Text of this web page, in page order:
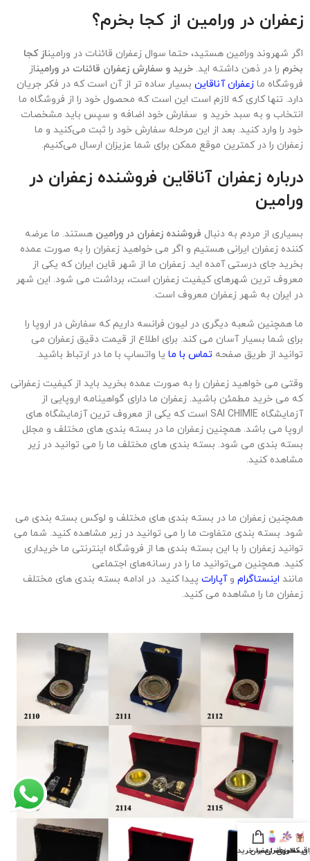
زعفران در ورامین از کجا بخرم؟
اگر شهروند ورامین هستید، حتما سوال زعفران قائنات در ورامیناز کجا
بخرم را در ذهن داشته اید. خرید و سفارش زعفران قائنات در ورامیناز
فروشگاه ما زعفران آناقاین بسیار ساده تر از آن است که در فکر جریان
دارد. تنها کاری که لازم است این است که محصول خود را از فروشگاه ما
انتخاب و به سبد خرید و سفارش خود اضافه و سپس باید مشخصات
خود را وارد کنید. بعد از این مرحله سفارش خود را ثبت می‌کنید و ما
زعفران را در کمترین موقع ممکن برای شما عزیزان ارسال می‌کنیم.
درباره زعفران آناقاین فروشنده زعفران در
ورامین
بسیاری از مردم به دنبال فروشنده زعفران در ورامین هستند. ما عرضه
کننده زعفران ایرانی هستیم و اگر می خواهید زعفران را به صورت عمده
بخرید جای درستی آمده اید. زعفران ما از شهر قاین ایران که یکی از
معروف ترین شهرهای کیفیت زعفران است، برداشت می شود. این شهر
در ایران به شهر زعفران معروف است.
ما همچنین شعبه دیگری در لیون فرانسه داریم که سفارش در اروپا را
برای شما بسیار آسان می کند. برای اطلاع از قیمت دقیق زعفران می
توانید از طریق صفحه تماس با ما یا واتساپ با ما در ارتباط باشید.
وقتی می خواهید زعفران را به صورت عمده بخرید باید از کیفیت زعفرانی
که می خرید مطمئن باشید. زعفران ما دارای گواهینامه اروپایی از
آزمایشگاه SAI CHIMIE است که یکی از معروف ترین آزمایشگاه های
اروپا می باشد. همچنین زعفران ما در بسته بندی های مختلف و مجلل
بسته بندی می شود. بسته بندی های مختلف ما را می توانید در زیر
مشاهده کنید.
همچنین زعفران ما در بسته بندی های مختلف و لوکس بسته بندی می
شود. بسته بندی متفاوت ما را می توانید در زیر مشاهده کنید. شما می
توانید زعفران را با این بسته بندی ها از فروشگاه اینترنتی ما خریداری
کنید. همچنین می‌توانید ما را در رسانه‌های اجتماعی
مانند اینستاگرام وآپارات پیدا کنید. در ادامه بسته بندی های مختلف
زعفران ما را مشاهده می کنید.
کادویی
قیمت زعفران
ظروف زعفران
سبد خرید